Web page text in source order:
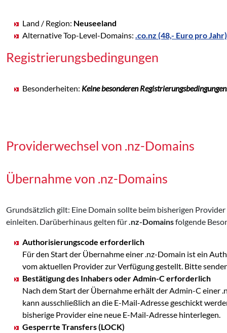
Land / Region: Neuseeland
Alternative Top-Level-Domains: .co.nz (48,- Euro pro Jahr)
Registrierungsbedingungen
Besonderheiten: Keine besonderen
Providerwechsel von .nz-Domains
Übernahme von .nz-Domains
Grundsätzlich gilt: Eine Domain sollte beim bisherigen
einleiten. Darüberhinaus gelten für .nz-Domainsfolgende
Authorisierungscode erforderlich
Für den Start der Übernahme einer .nz-Domain ist ein
vom aktuellen Provider zur Verfügung gestellt. Bitte
Bestätigung des Inhabers oder Admin-C erforderlich
Nach dem Start der Übernahme erhält der Admin-C einer
kann ausschließlich an die E-Mail-Adresse geschickt
bisherige Provider eine neue E-Mail-Adresse hinterlegen.
Gesperrte Transfers (LOCK)